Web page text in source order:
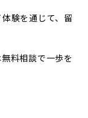
験を通じて、留
料相談で一歩を